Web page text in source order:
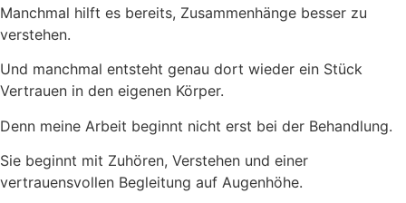
Manchmal hilft es bereits, Zusammenhänge besser zu
verstehen.
Und manchmal entsteht genau dort wieder ein Stück
Vertrauen in den eigenen Körper.
Denn meine Arbeit beginnt nicht erst bei der Behandlung.
Sie beginnt mit Zuhören, Verstehen und einer
vertrauensvollen Begleitung auf Augenhöhe.